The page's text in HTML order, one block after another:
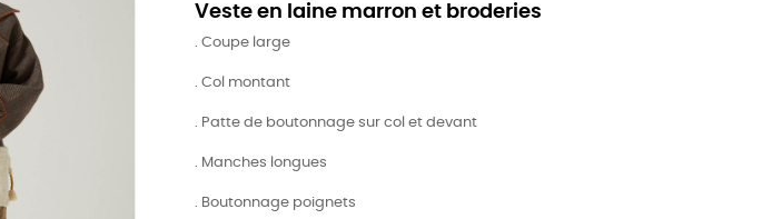
Veste en laine marron et broderies
. Coupe large
. Col montant
. Patte de boutonnage sur col et devant
. Manches longues
. Boutonnage poignets